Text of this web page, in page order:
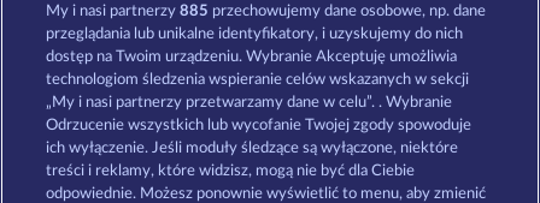
Frooty Troupe Sun Splash Mighty 40
My i nasi partnerzy885 przechowujemy dane osobowe, np. dane
przeglądania lub unikalne identyfikatory, i uzyskujemy do nich
dostęp na Twoim urządzeniu. Wybranie Akceptuję umożliwia
technologiom śledzenia wspieranie celów wskazanych w sekcji
„My i nasi partnerzy przetwarzamy dane w celu”. . Wybranie
Odrzucenie wszystkich lub wycofanie Twojej zgody spowoduje
ich wyłączenie. Jeśli moduły śledzące są wyłączone, niektóre
treści i reklamy, które widzisz, mogą nie być dla Ciebie
odpowiednie. Możesz ponownie wyświetlić to menu, aby zmienić